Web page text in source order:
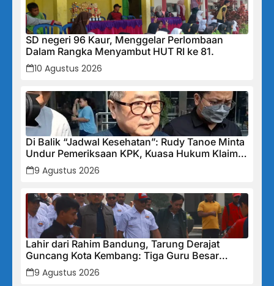
SD negeri 96 Kaur, Menggelar Perlombaan
Dalam Rangka Menyambut HUT RI ke 81.
10 Agustus 2026
Di Balik “Jadwal Kesehatan”: Rudy Tanoe Minta
Undur Pemeriksaan KPK, Kuasa Hukum Klaim
Kooperatif Meski Status Tersangka Mengintai
9 Agustus 2026
Lahir dari Rahim Bandung, Tarung Derajat
Guncang Kota Kembang: Tiga Guru Besar
Hadirkan Semangat Baru, Linmas Dijadikan
Garda Keamanan Terlatih
9 Agustus 2026